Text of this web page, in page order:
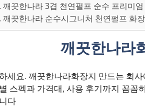
깨끗한나라 3겹 천연펄프 순수 프리미
깨끗한나라 순수시그니처 천연펄프 화
깨끗한나라
세요. 깨끗한나라화장지 만드는 회
스펙과 가격대, 사용 후기까지 꼼꼼
다